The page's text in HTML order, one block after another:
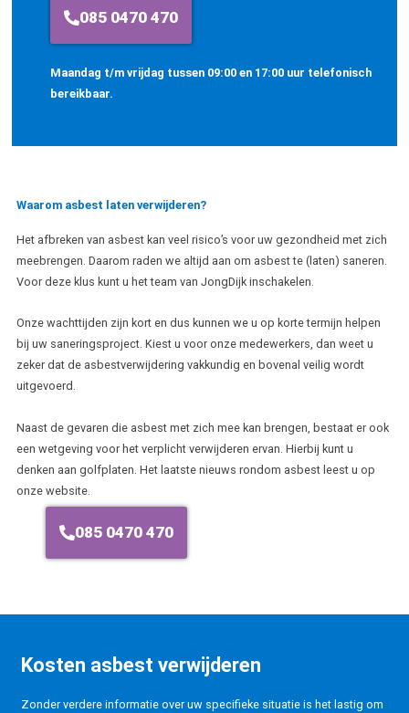
085 0470 470
Maandag t/m vrijdag tussen 09:00 en 17:00 uur telefonisch
bereikbaar.
Waarom asbest laten verwijderen?
Het afbreken van asbest kan veel risico’s voor uw gezondheid met zich
meebrengen. Daarom raden we altijd aan om asbest te (laten) saneren.
Voor deze klus kunt u het team van JongDijk inschakelen.
Onze wachttijden zijn kort en dus kunnen we u op korte termijn helpen
bij uw saneringsproject. Kiest u voor onze medewerkers, dan weet u
zeker dat de asbestverwijdering vakkundig en bovenal veilig wordt
uitgevoerd.
Naast de gevaren die asbest met zich mee kan brengen, bestaat er ook
een wetgeving voor het verplicht verwijderen ervan. Hierbij kunt u
denken aan golfplaten. Het laatste nieuws rondom asbest leest u op
onze website.
085 0470 470
Kosten asbest verwijderen
Zonder verdere informatie over uw specifieke situatie is het lastig om